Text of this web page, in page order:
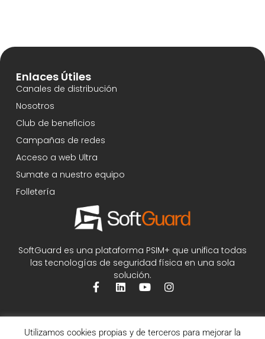
SoftGuard es una plataforma PSIM+ que unifica todas
las tecnologías de seguridad física en una sola
solución.
Enlaces Útiles
Canales de distribución
Nosotros
Club de beneficios
Campañas de redes
Acceso a web Ultra
Sumate a nuestro equipo
Folletería
Utilizamos cookies propias y de terceros para mejorar la